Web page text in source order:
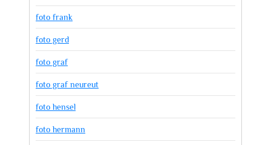
foto frank
foto gerd
foto graf
foto graf neureut
foto hensel
foto hermann